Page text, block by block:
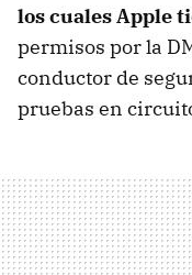
los cuales Apple
permisos por la
conductor de
pruebas en